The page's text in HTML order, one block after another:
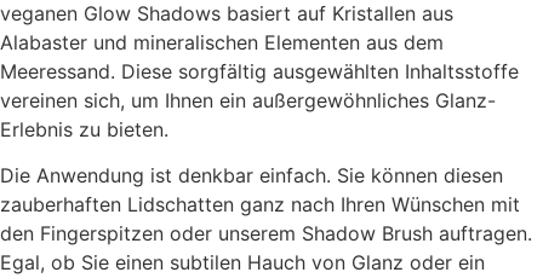
veganen Glow Shadows basiert auf Kristallen aus
Alabaster und mineralischen Elementen aus dem
Meeressand. Diese sorgfältig ausgewählten Inhaltsstoffe
vereinen sich, um Ihnen ein außergewöhnliches Glanz-
Erlebnis zu bieten.
Die Anwendung ist denkbar einfach. Sie können diesen
zauberhaften Lidschatten ganz nach Ihren Wünschen mit
den Fingerspitzen oder unserem Shadow Brush auftragen.
Egal, ob Sie einen subtilen Hauch von Glanz oder ein